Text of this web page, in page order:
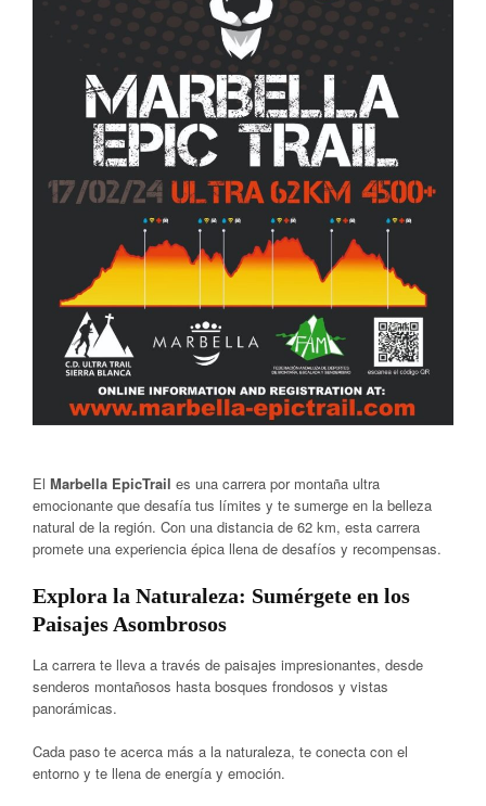
El Marbella EpicTrail es una carrera por montaña ultra
emocionante que desafía tus límites y te sumerge en la belleza
natural de la región. Con una distancia de 62 km, esta carrera
promete una experiencia épica llena de desafíos y recompensas.
Explora la Naturaleza: Sumérgete en los
Paisajes Asombrosos
La carrera te lleva a través de paisajes impresionantes, desde
senderos montañosos hasta bosques frondosos y vistas
panorámicas.
Cada paso te acerca más a la naturaleza, te conecta con el
entorno y te llena de energía y emoción.